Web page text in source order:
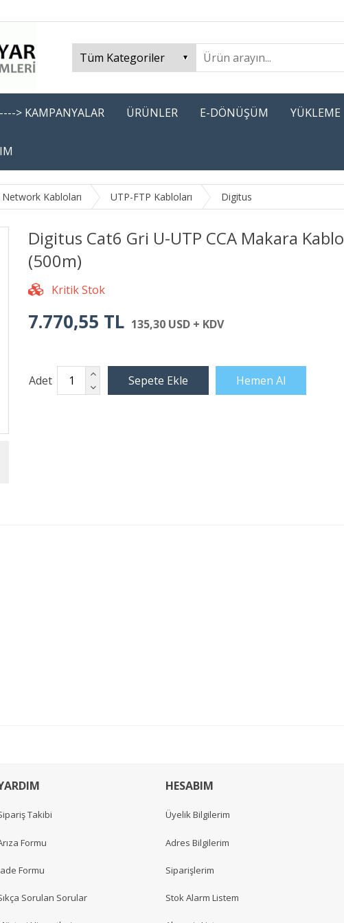
> KAMPANYALAR ÜRÜNLER E-DÖNÜŞÜM YÜKLEME
Network Kabloları UTP-FTP Kabloları Digitus
Digitus Cat6 Gri U-UTP CCA Makara Kablo
(500m)
7.770,55 TL 135,30 USD + KDV
Adet
Takibi
Formu
Formu
Sorulan Sorular
HESABIM
Üyelik Bilgilerim
Adres Bilgilerim
Siparişlerim
Stok Alarm Listem